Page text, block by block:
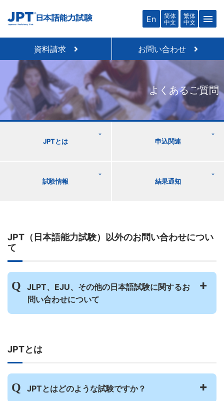
En
简体
中文
繁体
中文
menu
資料請求 お問い合わせ
よくあるご質問
JPTとは 申込関連
試験情報 結果通知
JPT（日本語能力試験）以外のお問い合わせについ
て
JLPT、EJU、その他の日本語試験に関するお
問い合わせについて
です。JPTに関するご不明点はFAQを見てく
その他の日本語試験に関するお問い合わせ
は、各試験の主催者（JLPT運営団体、EJU
JPTとは
JPTとはどのような試験ですか？